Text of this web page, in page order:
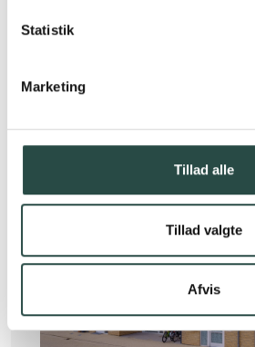
Statistik
Marketing
Tillad alle
Tillad valgte
Afvis